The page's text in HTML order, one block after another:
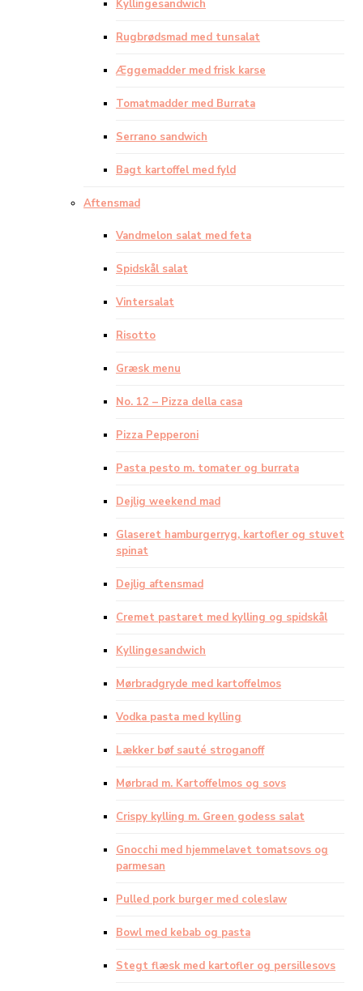
Kyllingesandwich
Rugbrødsmad med tunsalat
Æggemadder med frisk karse
Tomatmadder med Burrata
Serrano sandwich
Bagt kartoffel med fyld
Aftensmad
Vandmelon salat med feta
Spidskål salat
Vintersalat
Risotto
Græsk menu
No. 12 – Pizza della casa
Pizza Pepperoni
Pasta pesto m. tomater og burrata
Dejlig weekend mad
Glaseret hamburgerryg, kartofler og stuvet
spinat
Dejlig aftensmad
Cremet pastaret med kylling og spidskål
Kyllingesandwich
Mørbradgryde med kartoffelmos
Vodka pasta med kylling
Lækker bøf sauté stroganoff
Mørbrad m. Kartoffelmos og sovs
Crispy kylling m. Green godess salat
Gnocchi med hjemmelavet tomatsovs og
parmesan
Pulled pork burger med coleslaw
Bowl med kebab og pasta
Stegt flæsk med kartofler og persillesovs